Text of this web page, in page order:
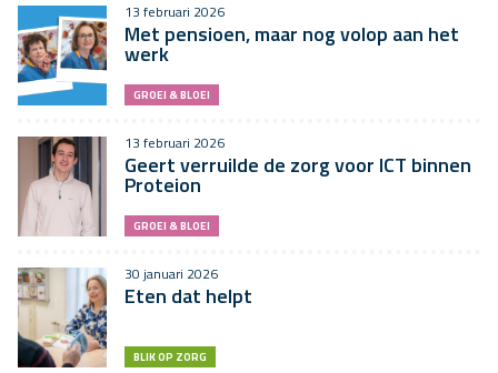
13 februari 2026
Met pensioen, maar nog volop aan het
werk
GROEI & BLOEI
13 februari 2026
Geert verruilde de zorg voor ICT binnen
Proteion
GROEI & BLOEI
30 januari 2026
Eten dat helpt
BLIK OP ZORG